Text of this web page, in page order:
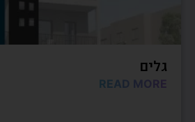
גלים
READ MORE